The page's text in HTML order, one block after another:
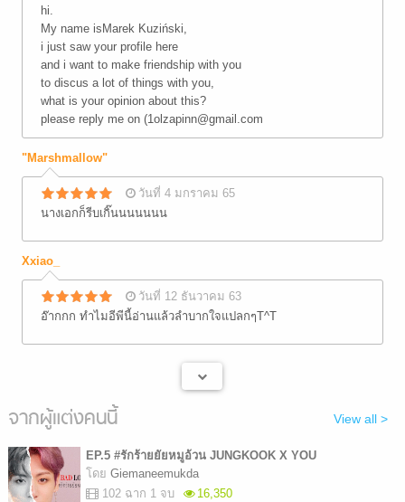
hi.
My name isMarek Kuziński,
i just saw your profile here
and i want to make friendship with you
to discus a lot of things with you,
what is your opinion about this?
please reply me on (1olzapinn@gmail.com
"Marshmallow"
วันที่ 4 มกราคม 65
นางเอกก็รีบเกิ๊นนนนนนน
Xxiao_
วันที่ 12 ธันวาคม 63
อ๊ากกก ทำไมอีพีนี้อ่านแล้วลำบากใจแปลกๆT^T
จากผู้แต่งคนนี้ View all >
EP.5 #รักร้ายยัยหมูอ้วน JUNGKOOK X YOU
โดย Giemaneemukda
102 ฉาก 1 จบ
16,350